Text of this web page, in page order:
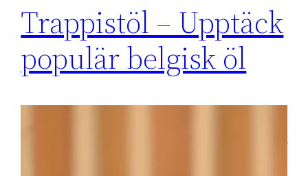
Trappistöl – Upptäck
populär belgisk öl